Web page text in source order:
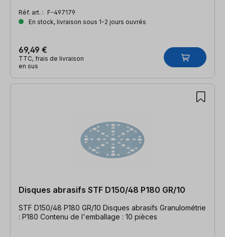
Réf. art. : F-497179
En stock, livraison sous 1-2 jours ouvrés
69,49 €
TTC, frais de livraison
en sus
Disques abrasifs STF D150/48 P180 GR/10
STF D150/48 P180 GR/10 Disques abrasifs Granulométrie
: P180 Contenu de l'emballage : 10 pièces